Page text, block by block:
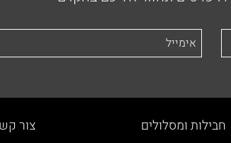
צור חבילות ומסלולים